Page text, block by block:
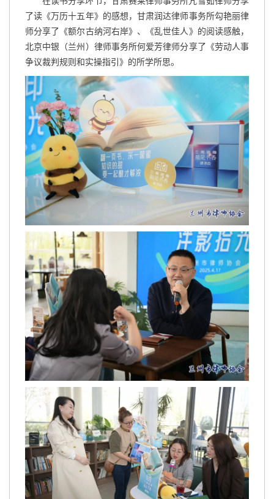
了读《万历十五年》的感想，甘肃润达律师事务所勾艳丽律
师分享了《额尔古纳河右岸》、《乱世佳人》的阅读感触，
北京中银（兰州）律师事务所何爱芳律师分享了《劳动人事
争议裁判规则和实操指引》的所学所思。